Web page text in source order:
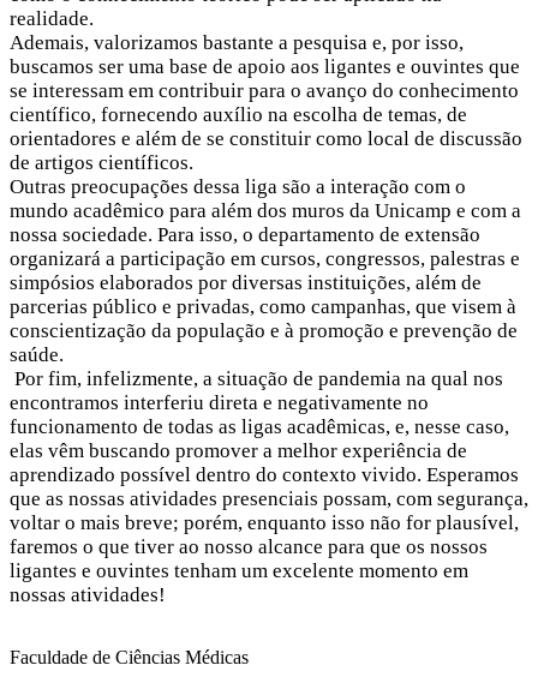
realidade.
Ademais, valorizamos bastante a pesquisa e, por isso,
buscamos ser uma base de apoio aos ligantes e ouvintes que
se interessam em contribuir para o avanço do conhecimento
científico, fornecendo auxílio na escolha de temas, de
orientadores e além de se constituir como local de discussão
de artigos científicos.
Outras preocupações dessa liga são a interação com o
mundo acadêmico para além dos muros da Unicamp e com a
nossa sociedade. Para isso, o departamento de extensão
organizará a participação em cursos, congressos, palestras e
simpósios elaborados por diversas instituições, além de
parcerias público e privadas, como campanhas, que visem à
conscientização da população e à promoção e prevenção de
saúde.
Por fim, infelizmente, a situação de pandemia na qual nos
encontramos interferiu direta e negativamente no
funcionamento de todas as ligas acadêmicas, e, nesse caso,
elas vêm buscando promover a melhor experiência de
aprendizado possível dentro do contexto vivido. Esperamos
que as nossas atividades presenciais possam, com segurança,
voltar o mais breve; porém, enquanto isso não for plausível,
faremos o que tiver ao nosso alcance para que os nossos
ligantes e ouvintes tenham um excelente momento em
nossas atividades!
Faculdade de Ciências Médicas